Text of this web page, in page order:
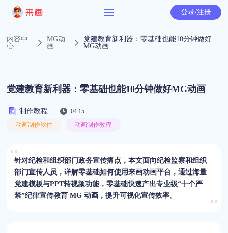
登录/注册
内容中
心
MG动
画
党建教育新利器：零基础也能10分钟做好
MG动画
党建教育新利器：零基础也能10分钟做好MG动画
制作教程
04.15
动画制作软件
动画制作教程
针对纪检和组织部门政务宣传痛点，本文面向纪检监察和组织
部门宣传人员，详解零基础如何使用来画动画平台，通过海量
党建模板与PPT转视频功能，零基础快速产出专业级“十个严
禁”纪律宣传教育 MG 动画，提升可视化宣传效率。